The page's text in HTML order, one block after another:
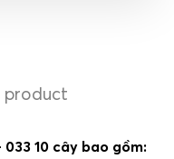
product
10 cây bao gồm: